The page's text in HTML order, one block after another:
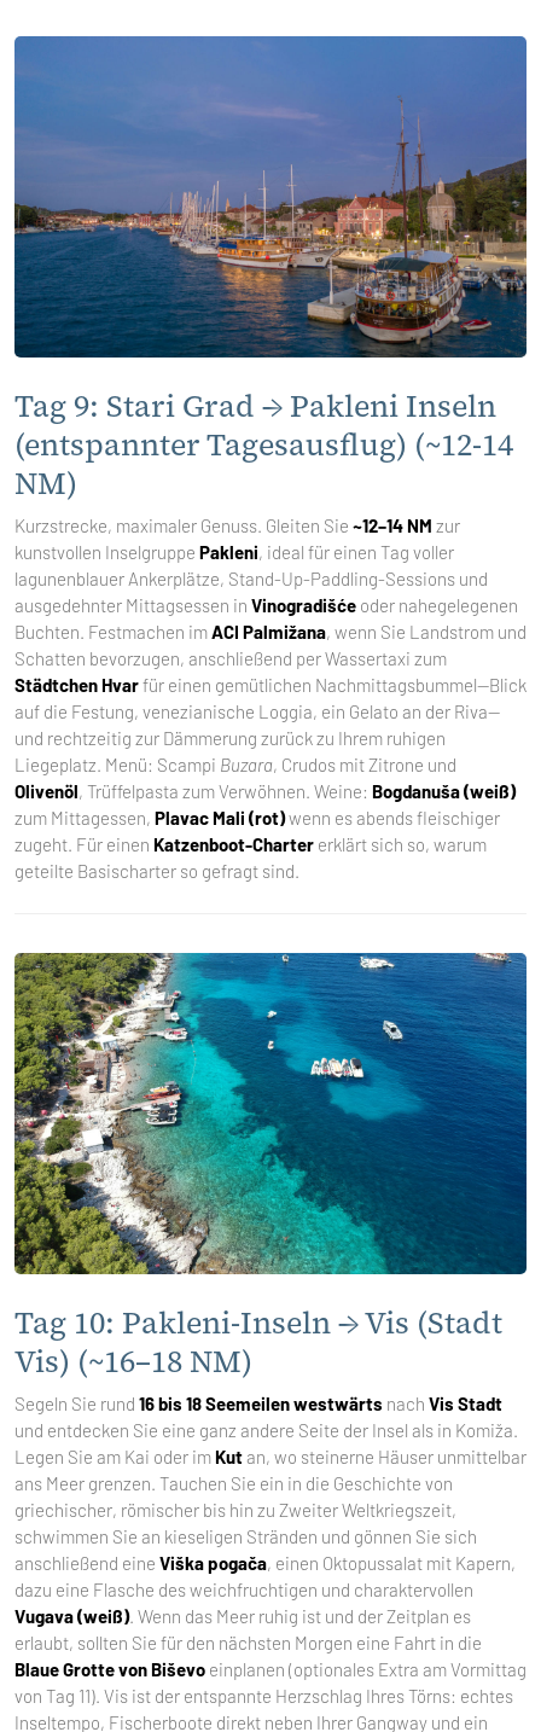
Tag 9: Stari Grad → Pakleni Inseln
(entspannter Tagesausflug) (~12-14
NM)
Kurzstrecke, maximaler Genuss. Gleiten Sie ~12–14 NM zur
kunstvollen Inselgruppe Pakleni, ideal für einen Tag voller
lagunenblauer Ankerplätze, Stand-Up-Paddling-Sessions und
ausgedehnter Mittagsessen in Vinogradišće oder nahegelegenen
Buchten. Festmachen imACI Palmižana, wenn Sie Landstrom und
Schatten bevorzugen, anschließend per Wassertaxi zum
Städtchen Hvarfür einen gemütlichen Nachmittagsbummel—Blick
auf die Festung, venezianische Loggia, ein Gelato an der Riva—
und rechtzeitig zur Dämmerung zurück zu Ihrem ruhigen
Liegeplatz. Menü: Scampi Buzara, Crudos mit Zitrone und
Olivenöl, Trüffelpasta zum Verwöhnen. Weine: Bogdanuša (weiß)
zum Mittagessen, Plavac Mali (rot)wenn es abends fleischiger
zugeht. Für einen Katzenboot-Charter erklärt sich so, warum
geteilte Basischarter so gefragt sind.
Tag 10: Pakleni-Inseln → Vis (Stadt
Vis) (~16–18 NM)
Segeln Sie rund 16 bis 18 Seemeilen westwärts nach Vis Stadt
und entdecken Sie eine ganz andere Seite der Insel als in Komiža.
Legen Sie am Kai oder im Kutan, wo steinerne Häuser unmittelbar
ans Meer grenzen. Tauchen Sie ein in die Geschichte von
griechischer, römischer bis hin zu Zweiter Weltkriegszeit,
schwimmen Sie an kieseligen Stränden und gönnen Sie sich
anschließend eine Viška pogača, einen Oktopussalat mit Kapern,
dazu eine Flasche des weichfruchtigen und charaktervollen
Vugava (weiß). Wenn das Meer ruhig ist und der Zeitplan es
erlaubt, sollten Sie für den nächsten Morgen eine Fahrt in die
Blaue Grotte von Biševo einplanen (optionales Extra am Vormittag
von Tag 11). Vis ist der entspannte Herzschlag Ihres Törns: echtes
Inseltempo, Fischerboote direkt neben Ihrer Gangway und ein